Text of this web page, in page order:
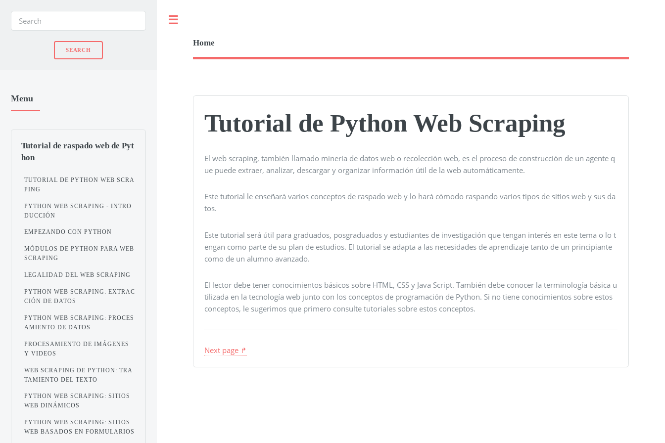
Home
Tutorial de Python Web Scraping
El web scraping, también llamado minería de datos web o recolección web, es el proceso de construcción de un agente q
ue puede extraer, analizar, descargar y organizar información útil de la web automáticamente.
Este tutorial le enseñará varios conceptos de raspado web y lo hará cómodo raspando varios tipos de sitios web y sus da
tos.
Este tutorial será útil para graduados, posgraduados y estudiantes de investigación que tengan interés en este tema o lo t
engan como parte de su plan de estudios. El tutorial se adapta a las necesidades de aprendizaje tanto de un principiante
como de un alumno avanzado.
El lector debe tener conocimientos básicos sobre HTML, CSS y Java Script. También debe conocer la terminología básica u
tilizada en la tecnología web junto con los conceptos de programación de Python. Si no tiene conocimientos sobre estos
conceptos, le sugerimos que primero consulte tutoriales sobre estos conceptos.
Next page ↱
Menu
Tutorial de raspado web de Pyt
hon
TUTORIAL DE PYTHON WEB SCRA
PING
PYTHON WEB SCRAPING - INTRO
DUCCIÓN
EMPEZANDO CON PYTHON
MÓDULOS DE PYTHON PARA WEB
SCRAPING
LEGALIDAD DEL WEB SCRAPING
PYTHON WEB SCRAPING: EXTRAC
CIÓN DE DATOS
PYTHON WEB SCRAPING: PROCES
AMIENTO DE DATOS
PROCESAMIENTO DE IMÁGENES
Y VIDEOS
WEB SCRAPING DE PYTHON: TRA
TAMIENTO DEL TEXTO
PYTHON WEB SCRAPING: SITIOS
WEB DINÁMICOS
PYTHON WEB SCRAPING: SITIOS
WEB BASADOS ​​EN FORMULARIOS